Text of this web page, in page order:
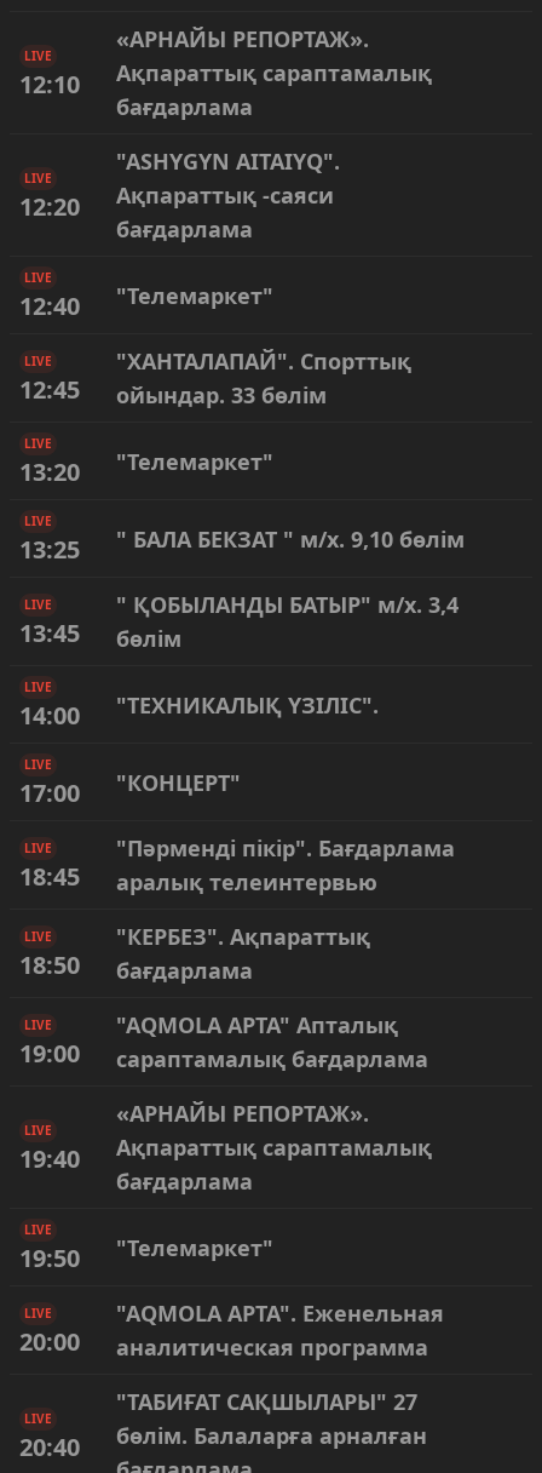
LIVE
12:10
«АРНАЙЫ РЕПОРТАЖ».
Ақпараттық сараптамалық
бағдарлама
LIVE
12:20
"ASHYGYN AITAIYQ".
Ақпараттық -саяси
бағдарлама
LIVE
12:40 "Телемаркет"
LIVE
12:45
"ХАНТАЛАПАЙ". Спорттық
ойындар. 33 бөлім
LIVE
13:20 "Телемаркет"
LIVE
13:25 " БАЛА БЕКЗАТ " м/х. 9,10 бөлім
LIVE
13:45
" ҚОБЫЛАНДЫ БАТЫР" м/х. 3,4
бөлім
LIVE
14:00 "ТЕХНИКАЛЫҚ ҮЗІЛІС".
LIVE
17:00 "КОНЦЕРТ"
LIVE
18:45
"Пәрменді пікір". Бағдарлама
аралық телеинтервью
LIVE
18:50
"КЕРБЕЗ". Ақпараттық
бағдарлама
LIVE
19:00
"AQMOLA APTA" Апталық
сараптамалық бағдарлама
LIVE
19:40
«АРНАЙЫ РЕПОРТАЖ».
Ақпараттық сараптамалық
бағдарлама
LIVE
19:50 "Телемаркет"
LIVE
20:00
"AQMOLA APTA". Еженельная
аналитическая программа
LIVE
20:40
"ТАБИҒАТ САҚШЫЛАРЫ" 27
бөлім. Балаларға арналған